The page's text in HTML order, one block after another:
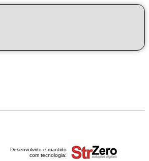
Desenvolvido e mantido
com tecnologia: